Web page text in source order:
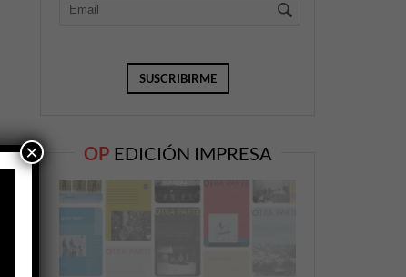
OP EDICIÓN IMPRESA
×